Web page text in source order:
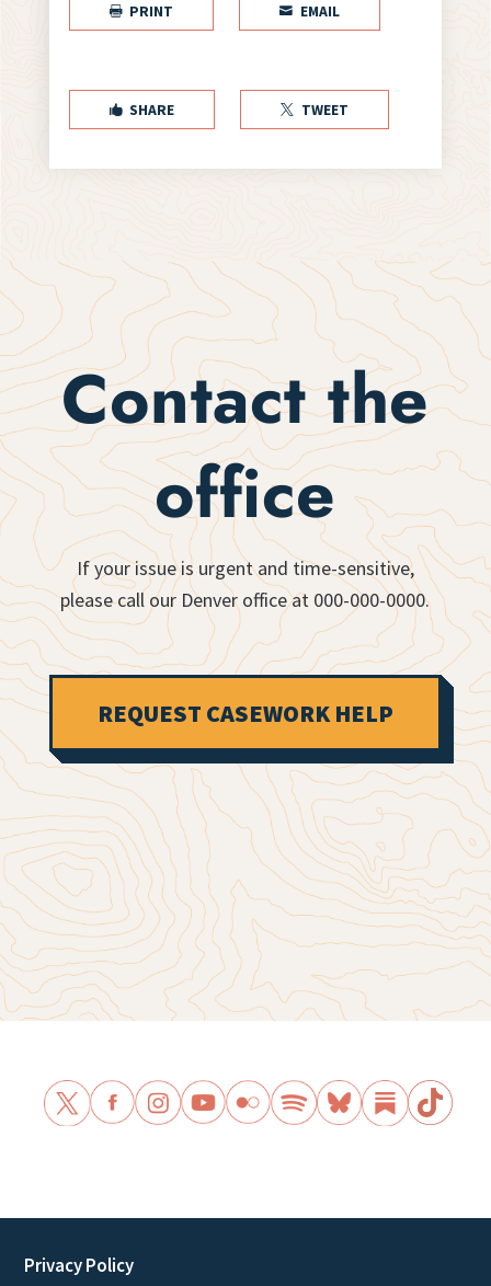
 PRINT  EMAIL
 SHARE  TWEET
Contact the
office
If your issue is urgent and time-sensitive,
please call our Denver office at 000-000-0000.
REQUEST CASEWORK HELP
Privacy Policy